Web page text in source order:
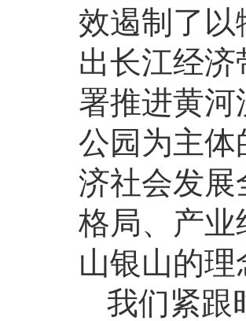
效遏制了以
出长江经济
署推进黄
公园为主体
济社会发展
格局、产业
山银山的
我们紧跟